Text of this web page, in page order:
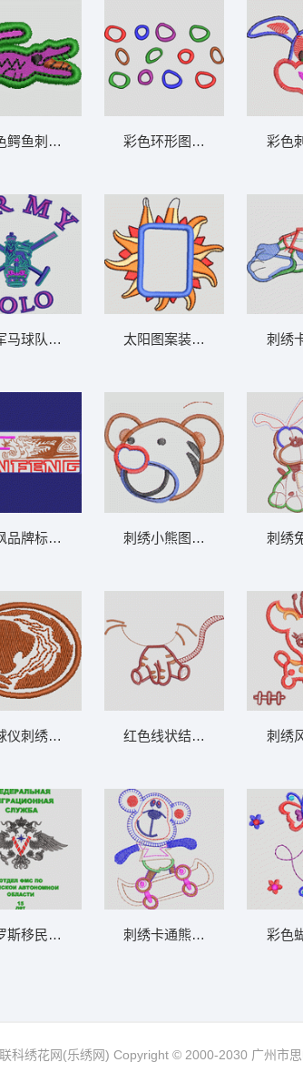
卡通童装章标贴布
环绕蓝色圆环 卡通童装章标贴布
宗教十字架与装饰图案设计 卡通童装章标贴
蝶刺绣图案 卡通童装章标贴布
童装章标贴布
紫色鳄鱼刺绣图案 卡通童装章标贴布
陆军马球队徽章设计 卡通童装章标贴布
丹枫品牌标志设计 卡通童装章标贴布
地球仪刺绣徽章 卡通童装章标贴布
俄罗斯移民局鄂木斯克分局纪念徽章 卡通童
彩色环形图案集合
太阳图案装饰相框
刺绣小熊图案设计
红色线状结构示
刺绣卡通熊玩滑板
联科绣花网(乐绣网) Copyright © 2000-2030 广州市